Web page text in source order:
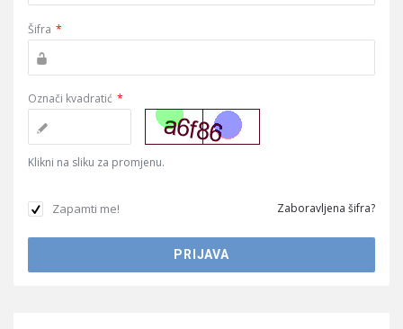
Šifra *
Označi kvadratić *
Klikni na sliku za promjenu.
Zapamti me! Zaboravljena šifra?